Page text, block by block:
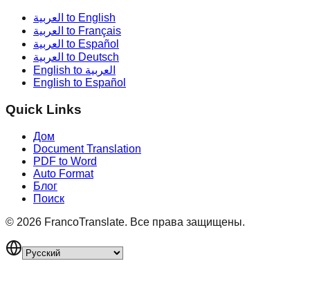
العربية to English
العربية to Français
العربية to Español
العربية to Deutsch
English to العربية
English to Español
Quick Links
Дом
Document Translation
PDF to Word
Auto Format
Блог
Поиск
© 2026 FrancoTranslate. Все права защищены.